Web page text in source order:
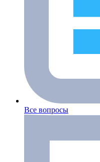
Все вопросы